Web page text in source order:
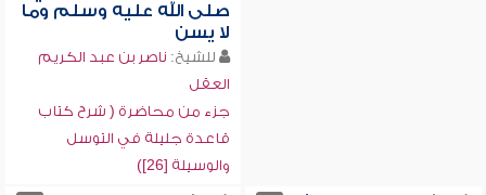
صلى الله عليه وسلم وما
لا يسن
للشيخ: ناصر بن عبد الكريم
العقل
جزء من محاضرة ( شرح كتاب
قاعدة جليلة في التوسل
والوسيلة [26])